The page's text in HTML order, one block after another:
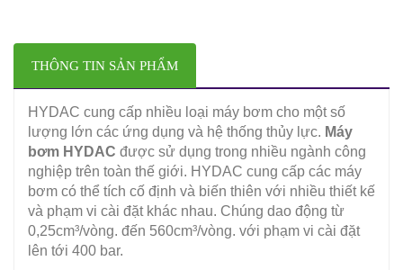
THÔNG TIN SẢN PHẨM
HYDAC cung cấp nhiều loại máy bơm cho một số
lượng lớn các ứng dụng và hệ thống thủy lực. Máy
bơm HYDAC được sử dụng trong nhiều ngành công
nghiệp trên toàn thế giới. HYDAC cung cấp các máy
bơm có thể tích cố định và biến thiên với nhiều thiết kế
và phạm vi cài đặt khác nhau. Chúng dao động từ
0,25cm³/vòng. đến 560cm³/vòng. với phạm vi cài đặt
lên tới 400 bar.